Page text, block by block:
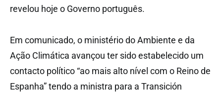
revelou hoje o Governo português.
Em comunicado, o ministério do Ambiente e da
Ação Climática avançou ter sido estabelecido um
contacto político “ao mais alto nível com o Reino de
Espanha” tendo a ministra para a Transición